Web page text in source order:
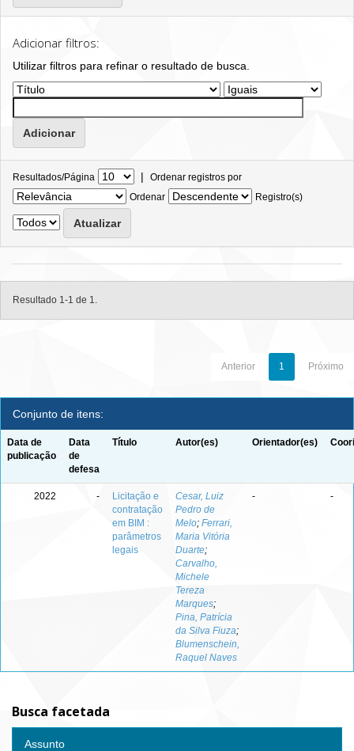
Adicionar filtros:
Utilizar filtros para refinar o resultado de busca.
Resultados/Página | Ordenar registros por
Ordenar
Registro(s)
Resultado 1-1 de 1.
Anterior 1 Próximo
Conjunto de itens:
Data de
publicação
Data
de
defesa
Título Autor(es) Orientador(es)
2022 -
Licitação e
contratação
em BIM :
parâmetros
legais
Cesar, Luiz
Pedro de
Melo; Ferrari,
Maria Vitória
Duarte;
Carvalho,
Michele
Tereza
Marques;
Pina, Patrícia
da Silva Fiuza;
Blumenschein,
Raquel Naves
- -
Busca facetada
Assunto